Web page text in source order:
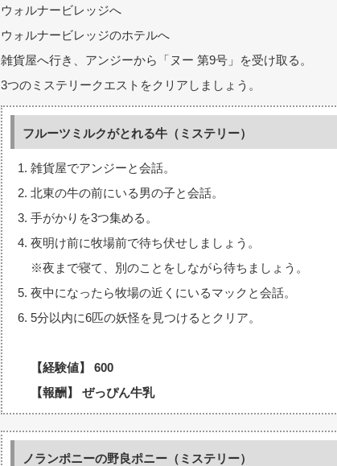
ウォルナービレッジへ
ウォルナービレッジのホテルへ
雑貨屋へ行き、アンジーから「ヌー 第9号」を受け取る。
3つのミステリークエストをクリアしましょう。
フルーツミルクがとれる牛（ミステリー）
雑貨屋でアンジーと会話。
北東の牛の前にいる男の子と会話。
手がかりを3つ集める。
夜明け前に牧場前で待ち伏せしましょう。
※夜まで寝て、別のことをしながら待ちましょう。
夜中になったら牧場の近くにいるマックと会話。
5分以内に6匹の妖怪を見つけるとクリア。
【経験値】 600
【報酬】 ぜっぴん牛乳
ノランポニーの野良ポニー（ミステリー）